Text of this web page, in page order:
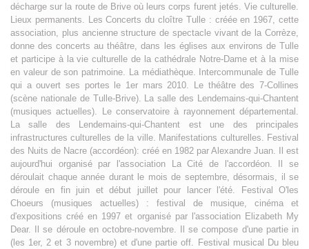
décharge sur la route de Brive où leurs corps furent jetés. Vie culturelle.
Lieux permanents. Les Concerts du cloître Tulle : créée en 1967, cette
association, plus ancienne structure de spectacle vivant de la Corrèze,
donne des concerts au théâtre, dans les églises aux environs de Tulle
et participe à la vie culturelle de la cathédrale Notre-Dame et à la mise
en valeur de son patrimoine. La médiathèque. Intercommunale de Tulle
qui a ouvert ses portes le 1er mars 2010. Le théâtre des 7-Collines
(scène nationale de Tulle-Brive). La salle des Lendemains-qui-Chantent
(musiques actuelles). Le conservatoire à rayonnement départemental.
La salle des Lendemains-qui-Chantent est une des principales
infrastructures culturelles de la ville. Manifestations culturelles. Festival
des Nuits de Nacre (accordéon): créé en 1982 par Alexandre Juan. Il est
aujourd'hui organisé par l'association La Cité de l'accordéon. Il se
déroulait chaque année durant le mois de septembre, désormais, il se
déroule en fin juin et début juillet pour lancer l'été. Festival O'les
Choeurs (musiques actuelles) : festival de musique, cinéma et
d'expositions créé en 1997 et organisé par l'association Elizabeth My
Dear. Il se déroule en octobre-novembre. Il se compose d'une partie in
(les 1er, 2 et 3 novembre) et d'une partie off. Festival musical Du bleu